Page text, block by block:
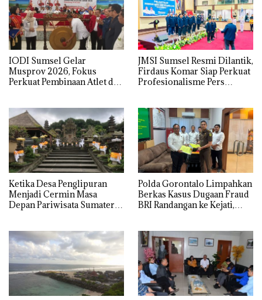
IODI Sumsel Gelar
Musprov 2026, Fokus
Perkuat Pembinaan Atlet dan
JMSI Sumsel Resmi Dilantik,
Firdaus Komar Siap Perkuat
Profesionalisme Pers
Ketika Desa Penglipuran
Menjadi Cermin Masa
Depan Pariwisata Sumatera
Polda Gorontalo Limpahkan
Berkas Kasus Dugaan Fraud
BRI Randangan ke Kejati,